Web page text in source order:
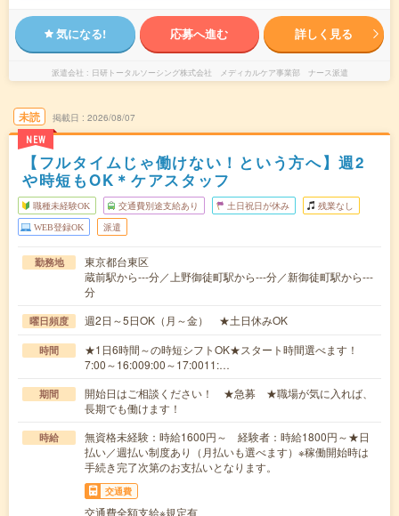
気になる! 応募へ進む 詳しく見る
派遣会社 日研トータルソーシング株式会社 メディカルケア事業部 ナース派遣
未読
NEW
掲載日 2026/08/07
【フルタイムじゃ働けない！という方へ】週2
や時短もOK＊ケアスタッフ
職種未経験OK 交通費別途支給あり 土日祝日が休み 残業なし
WEB登録OK 派遣
勤務地
東京都台東区
蔵前駅から---分／上野御徒町駅から---分／新御徒町駅から---
分
曜日頻度 週2日～5日OK（月～金） ★土日休みOK
時間
★1日6時間～の時短シフトOK★スタート時間選べます！
7:00～16:009:00～17:0011:…
期間
開始日はご相談ください！ ★急募 ★職場が気に入れば、
長期でも働けます！
時給
無資格未経験：時給1600円～ 経験者：時給1800円～★日
払い／週払い制度あり（月払いも選べます）※稼働開始時は
手続き完了次第のお支払いとなります。
交通費
交通費全額支給※規定有